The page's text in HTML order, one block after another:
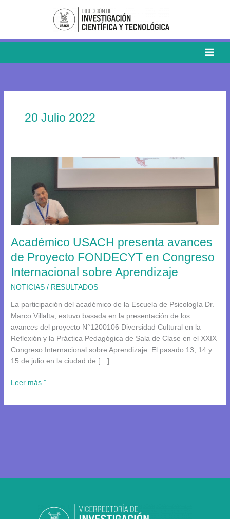
20 Julio 2022
Académico USACH presenta avances
de Proyecto FONDECYT en Congreso
Internacional sobre Aprendizaje
NOTICIAS / RESULTADOS
La participación del académico de la Escuela de Psicología Dr.
Marco Villalta, estuvo basada en la presentación de los
avances del proyecto N°1200106 Diversidad Cultural en la
Reflexión y la Práctica Pedagógica de Sala de Clase en el XXIX
Congreso Internacional sobre Aprendizaje. El pasado 13, 14 y
15 de julio en la ciudad de […]
presenta
avances
Proyecto
en
Congreso
Internacional
sobre
Aprendizaje
Leer más ”